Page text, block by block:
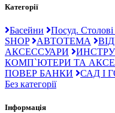
Категорії
Басейни Посуд. Столові
SHOP
АВТОТЕМА
АКСЕССУАРИ
КОМП`ЮТЕРИ ТА
ПОВЕР БАНКИ
САД І
Без категорії
Інформація